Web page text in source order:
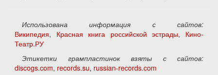
Использована информация с сайтов:
Википедия, Красная книга российской эстрады, Кино-
Театр.РУ
Этикетки грампластинок взяты с сайтов:
discogs.com, records.su, russian-records.com